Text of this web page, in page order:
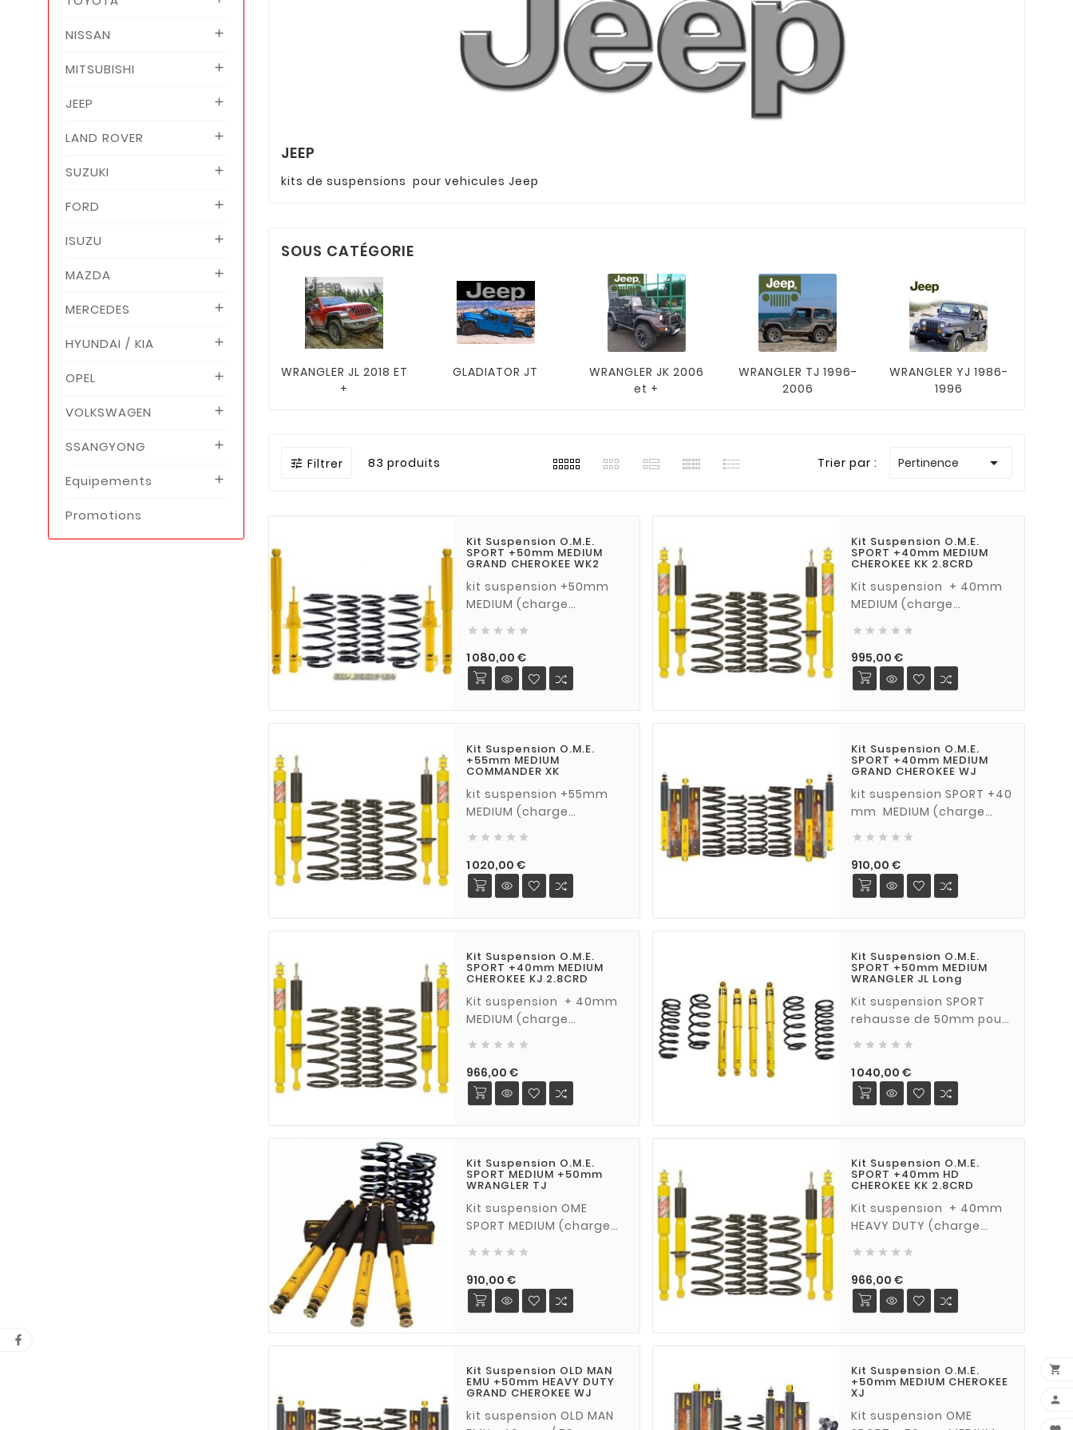
NISSAN 
MITSUBISHI 
JEEP 
LAND ROVER 
SUZUKI 
FORD 
ISUZU 
MAZDA 
MERCEDES 
HYUNDAI / KIA 
OPEL 
VOLKSWAGEN 
SSANGYONG 
Equipements 
Promotions
JEEP
kits de suspensions pour vehicules Jeep
SOUS CATÉGORIE
WRANGLER JL 2018 ET
+
GLADIATOR JT
WRANGLER JK 2006
et +
WRANGLER TJ 1996-
2006
WRANGLER YJ 1986-
1996
 Filtrer 83 produits Trier par : Pertinence 
Kit Suspension O.M.E.
SPORT +50mm MEDIUM
GRAND CHEROKEE WK2
kit suspension +50mm
MEDIUM (charge
GRAND CHEROKEE WK2
(2011 - 2015)
    
1 080,00 €Prix
Kit Suspension O.M.E.
SPORT +40mm MEDIUM
CHEROKEE KK 2.8CRD
Kit suspension + 40mm
MEDIUM (charge
Cherokee KK 2,8 CRDi à
partir de 2008
    
995,00 €Prix
Kit Suspension O.M.E.
+55mm MEDIUM
COMMANDER XK
kit suspension +55mm
MEDIUM (charge
COMMANDER 3.0 CRD
(2006 - 2010)
    
1 020,00 €Prix
Kit Suspension O.M.E.
SPORT +40mm MEDIUM
GRAND CHEROKEE WJ
kit suspension SPORT +40
mm MEDIUM (charge
GRAND CHEROKEE WJ
essence et Diesel (1999 -
2005)
    
910,00 €Prix
Kit Suspension O.M.E.
SPORT +40mm MEDIUM
CHEROKEE KJ 2.8CRD
Kit suspension + 40mm
MEDIUM (charge
Cherokee KJ 2,8 CRDi à
partir de 2001
    
966,00 €Prix
Kit Suspension O.M.E.
SPORT +50mm MEDIUM
WRANGLER JL Long
Kit suspension SPORT
rehausse de 50mm pour
portes) à partir de 2019
Veuillez préciser la
motorisation et le poids
embarqué pour
    
1 040,00 €Prix
Kit Suspension O.M.E.
SPORT MEDIUM +50mm
WRANGLER TJ
Kit suspension OME
SPORT MEDIUM (charge
50mm pour Jeep
Wrangler TJ 2.4 / 2.5 et 4
    
910,00 €Prix
Kit Suspension O.M.E.
SPORT +40mm HD
CHEROKEE KK 2.8CRD
Kit suspension + 40mm
HEAVY DUTY (charge
pour Jeep Cherokee KK
2,8 CRDi à partir de 2008
    
966,00 €Prix
Kit Suspension OLD MAN
EMU +50mm HEAVY DUTY
GRAND CHEROKEE WJ
kit suspension OLD MAN
Kit Suspension O.M.E.
+50mm MEDIUM CHEROKEE
XJ
Kit suspension OME

